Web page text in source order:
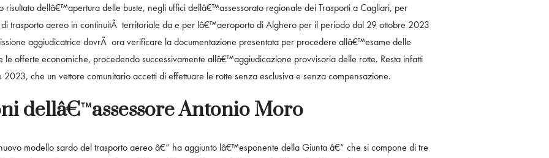
risultato dellâ€™apertura delle buste, negli uffici dellâ€™assessorato regionale dei Trasporti a Cagliari, per
trasporto aereo in continuitÃ territoriale da e per lâ€™aeroporto di Alghero per il periodo dal 29 ottobre 2023
aggiudicatrice dovrÃ ora verificare la documentazione presentata per procedere allâ€™esame delle
le offerte economiche, procedendo successivamente allâ€™aggiudicazione provvisoria delle rotte. Resta infatti
che un vettore comunitario accetti di effettuare le rotte senza esclusiva e senza compensazione.
dellâ€™assessore Antonio Moro
modello sardo del trasporto aereo â€“ ha aggiunto lâ€™esponente della Giunta â€“ che si compone di tre